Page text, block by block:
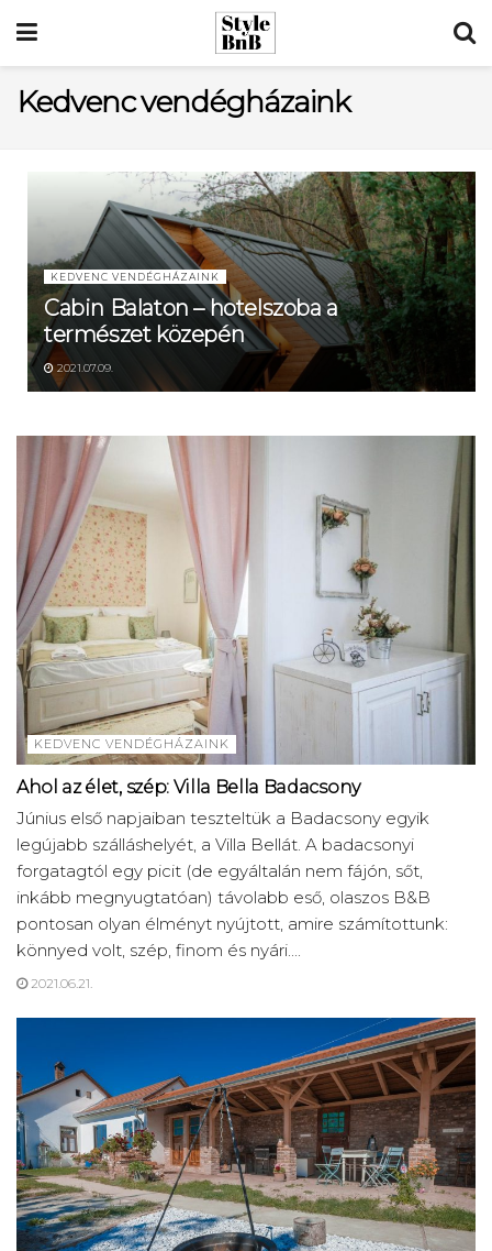
Kedvenc vendégházaink
KEDVENC VENDÉGHÁZAINK
Cabin Balaton – hotelszoba a
természet közepén
2021.07.09.
KEDVENC VENDÉGHÁZAINK
Ahol az élet, szép: Villa Bella Badacsony
Június első napjaiban teszteltük a Badacsony egyik
legújabb szálláshelyét, a Villa Bellát. A badacsonyi
forgatagtól egy picit (de egyáltalán nem fájón, sőt,
inkább megnyugtatóan) távolabb eső, olaszos B&B
pontosan olyan élményt nyújtott, amire számítottunk:
könnyed volt, szép, finom és nyári....
2021.06.21.